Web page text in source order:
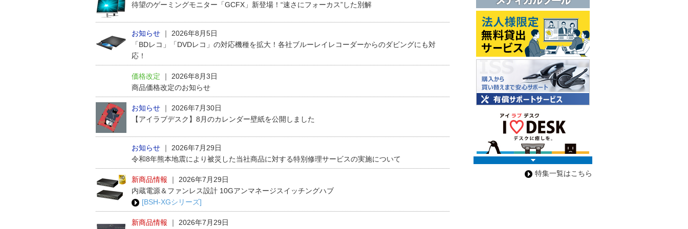
待望のゲーミングモニター「GCFX」新登場！“速さにフォーカス”した別解
お知らせ ｜
2026年8月5日
「BDレコ」「DVDレコ」の対応機種を拡大！各社ブルーレイレコーダーからのダビングにも対
応！
価格改定 ｜
2026年8月3日
商品価格改定のお知らせ
お知らせ ｜
2026年7月30日
【アイラブデスク】8月のカレンダー壁紙を公開しました
お知らせ ｜
2026年7月29日
令和8年熊本地震により被災した当社商品に対する特別修理サービスの実施について
新商品情報 ｜
2026年7月29日
内蔵電源＆ファンレス設計 10Gアンマネージスイッチングハブ
[BSH-XGシリーズ]
新商品情報 ｜
2026年7月29日
特集一覧はこちら